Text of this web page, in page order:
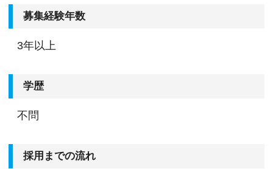
募集経験年数
3年以上
学歴
不問
採用までの流れ